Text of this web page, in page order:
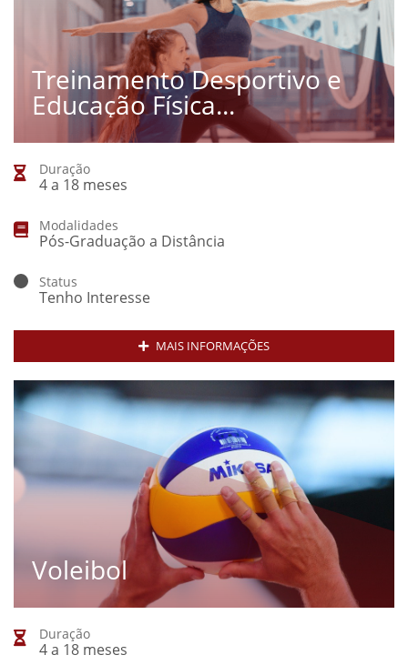
Treinamento Desportivo e
Educação Física...
Duração
4 a 18 meses
Modalidades
Pós-Graduação a Distância
Status
Tenho Interesse
MAIS INFORMAÇÕES
Voleibol
Duração
4 a 18 meses